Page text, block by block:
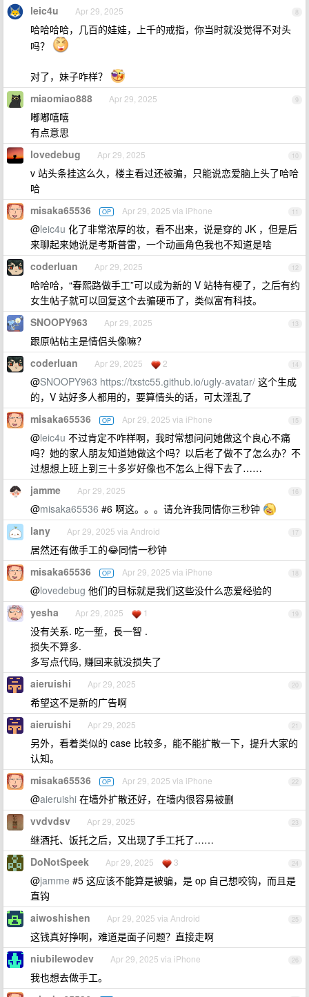
8
leic4u Apr 29, 2025
哈哈哈哈，几百的娃娃，上千的戒指，你当时就没觉得不对头
吗？
对了，妹子咋样？
9
miaomiao888 Apr 29, 2025
嘟嘟嘻嘻
有点意思
10
lovedebug Apr 29, 2025
v 站头条挂这么久，楼主看过还被骗，只能说恋爱脑上头了哈哈
哈
11
misaka65536 OP Apr 29, 2025 via iPhone
@leic4u 化了非常浓厚的妆，看不出来，说是穿的 JK ，但是后
来聊起来她说是考斯普雷，一个动画角色我也不知道是啥
12
coderluan Apr 29, 2025
哈哈哈，“春熙路做手工”可以成为新的 V 站特有梗了，之后有约
女生帖子就可以回复这个去骗硬币了，类似富有科技。
13
SNOOPY963 Apr 29, 2025
跟原帖帖主是情侣头像嘛？
14
coderluan Apr 29, 2025 2
@SNOOPY963 https://txstc55.github.io/ugly-avatar/ 这个生成
的，V 站好多人都用的，要算情头的话，可太淫乱了
15
misaka65536 OP Apr 29, 2025 via iPhone
@leic4u 不过肯定不咋样啊，我时常想问问她做这个良心不痛
吗？她的家人朋友知道她做这个吗？以后老了做不了怎么办？不
过想想上班上到三十多岁好像也不怎么上得下去了……
16
jamme Apr 29, 2025
@misaka65536 #6 啊这。。。请允许我同情你三秒钟
17
lany Apr 29, 2025 via Android
居然还有做手工的😂同情一秒钟
18
misaka65536 OP Apr 29, 2025 via iPhone
@lovedebug 他们的目标就是我们这些没什么恋爱经验的
19
yesha Apr 29, 2025 1
没有关系. 吃一塹，長一智 .
损失不算多.
多写点代码, 赚回来就没损失了
20
aieruishi Apr 29, 2025
希望这不是新的广告啊
21
aieruishi Apr 29, 2025
另外，看着类似的 case 比较多，能不能扩散一下，提升大家的
认知。
22
misaka65536 OP Apr 29, 2025 via iPhone
@aieruishi 在墙外扩散还好，在墙内很容易被删
23
vvdvdsv Apr 29, 2025
继酒托、饭托之后，又出现了手工托了……
24
DoNotSpeek Apr 29, 2025 3
@jamme #5 这应该不能算是被骗，是 op 自己想咬钩，而且是
直钩
25
aiwoshishen Apr 29, 2025 via Android
这钱真好挣啊，难道是面子问题？直接走啊
26
niubilewodev Apr 29, 2025 via iPhone
我也想去做手工。